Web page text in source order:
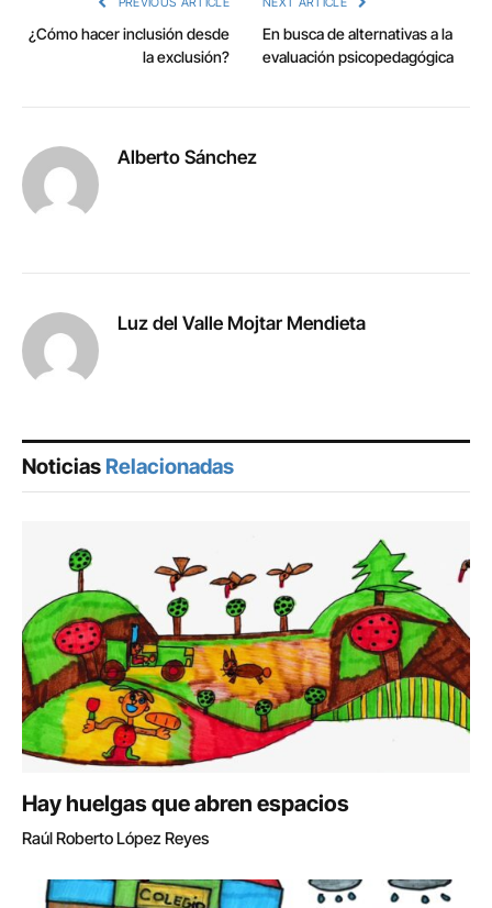
¿Cómo hacer inclusión desde
la exclusión?
En busca de alternativas a la
evaluación psicopedagógica
Alberto Sánchez
Luz del Valle Mojtar Mendieta
Noticias Relacionadas
Hay huelgas que abren espacios
Raúl Roberto López Reyes